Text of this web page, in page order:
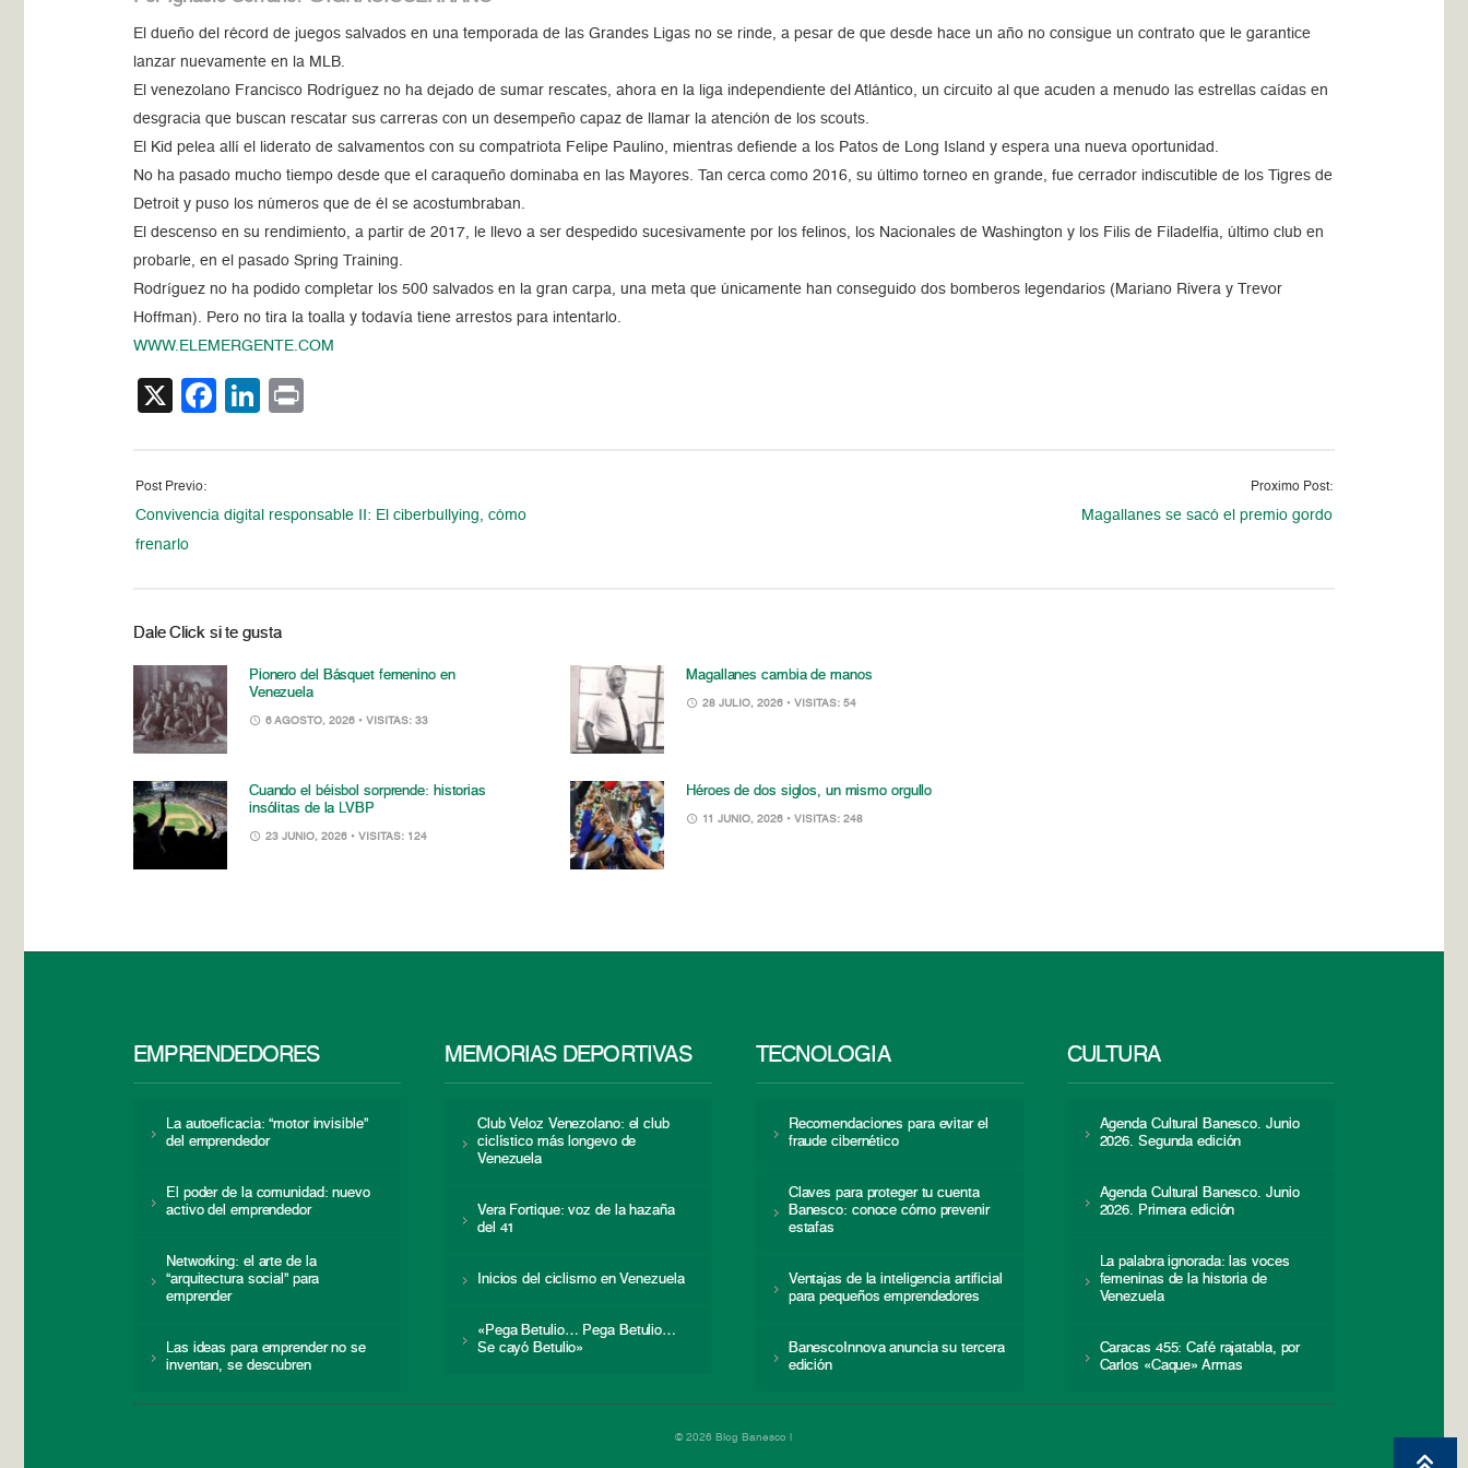
El dueño del récord de juegos salvados en una temporada de las Grandes Ligas no se rinde, a pesar de que desde hace un año no consigue un contrato que le garantice
lanzar nuevamente en la MLB.
El venezolano Francisco Rodríguez no ha dejado de sumar rescates, ahora en la liga independiente del Atlántico, un circuito al que acuden a menudo las estrellas caídas en
desgracia que buscan rescatar sus carreras con un desempeño capaz de llamar la atención de los scouts.
El Kid pelea allí el liderato de salvamentos con su compatriota Felipe Paulino, mientras defiende a los Patos de Long Island y espera una nueva oportunidad.
No ha pasado mucho tiempo desde que el caraqueño dominaba en las Mayores. Tan cerca como 2016, su último torneo en grande, fue cerrador indiscutible de los Tigres de
Detroit y puso los números que de él se acostumbraban.
El descenso en su rendimiento, a partir de 2017, le llevo a ser despedido sucesivamente por los felinos, los Nacionales de Washington y los Filis de Filadelfia, último club en
probarle, en el pasado Spring Training.
Rodríguez no ha podido completar los 500 salvados en la gran carpa, una meta que únicamente han conseguido dos bomberos legendarios (Mariano Rivera y Trevor
Hoffman). Pero no tira la toalla y todavía tiene arrestos para intentarlo.
WWW.ELEMERGENTE.COM
X Facebook
LinkedIn
Post Previo:
Convivencia digital responsable II: El ciberbullying, cómo
frenarlo
Proximo Post:
Magallanes se sacó el premio gordo
Dale Click si te gusta
Pionero del Básquet femenino en
Venezuela
6 AGOSTO, 2026 • VISITAS: 33
Magallanes cambia de manos
28 JULIO, 2026 • VISITAS: 54
Cuando el béisbol sorprende: historias
insólitas de la LVBP
23 JUNIO, 2026 • VISITAS: 124
Héroes de dos siglos, un mismo orgullo
11 JUNIO, 2026 • VISITAS: 248
EMPRENDEDORES
La autoeficacia: “motor invisible”
del emprendedor
El poder de la comunidad: nuevo
activo del emprendedor
Networking: el arte de la
“arquitectura social” para
emprender
Las ideas para emprender no se
inventan, se descubren
MEMORIAS DEPORTIVAS
Club Veloz Venezolano: el club
ciclístico más longevo de
Venezuela
Vera Fortique: voz de la hazaña
del 41
Inicios del ciclismo en Venezuela
«Pega Betulio… Pega Betulio…
Se cayó Betulio»
TECNOLOGÍA
Recomendaciones para evitar el
fraude cibernético
Claves para proteger tu cuenta
Banesco: conoce cómo prevenir
estafas
Ventajas de la inteligencia artificial
para pequeños emprendedores
BanescoInnova anuncia su tercera
edición
CULTURA
Agenda Cultural Banesco. Junio
2026. Segunda edición
Agenda Cultural Banesco. Junio
2026. Primera edición
La palabra ignorada: las voces
femeninas de la historia de
Venezuela
Caracas 455: Café rajatabla, por
Carlos «Caque» Armas
© 2026 Blog Banesco |